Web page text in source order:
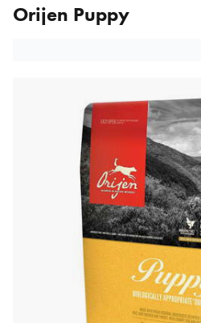
Eläinlääkäriruoat
Tuotemerkit
Orijen Puppy